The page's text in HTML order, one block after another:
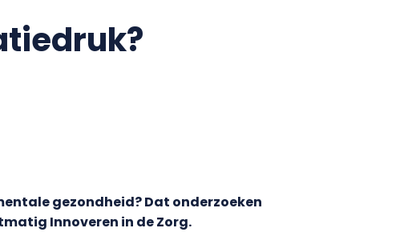
gezondheid? Dat onderzoeken
Innoveren in de Zorg.